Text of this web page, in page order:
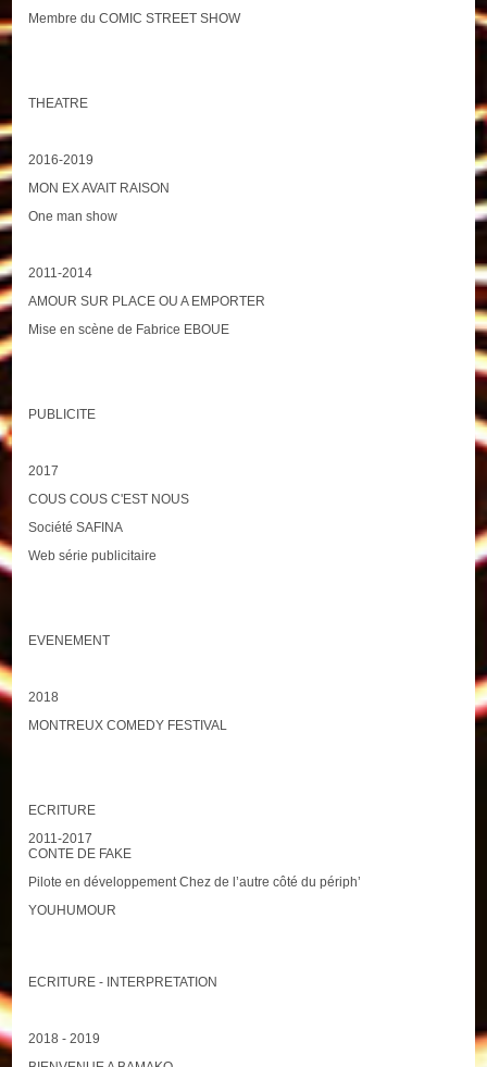
Membre du COMIC STREET SHOW
THEATRE
2016-2019
MON EX AVAIT RAISON
One man show
2011-2014
AMOUR SUR PLACE OU A EMPORTER
Mise en scène de Fabrice EBOUE
PUBLICITE
2017
COUS COUS C'EST NOUS
Société SAFINA
Web série publicitaire
EVENEMENT
2018
MONTREUX COMEDY FESTIVAL
ECRITURE
2011-2017
CONTE DE FAKE
Pilote en développement Chez de l’autre côté du périph’
YOUHUMOUR
ECRITURE - INTERPRETATION
2018 - 2019